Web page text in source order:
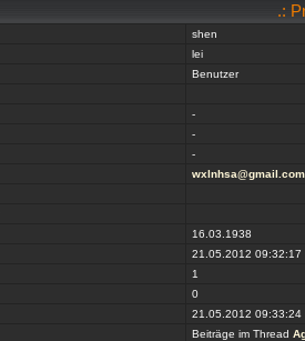
.:
shen
lei
Benutzer
-
-
-
wxlnhsa@gmail.com
16.03.1938
21.05.2012 09:32:17
1
0
21.05.2012 09:33:24
Beiträge im Thread